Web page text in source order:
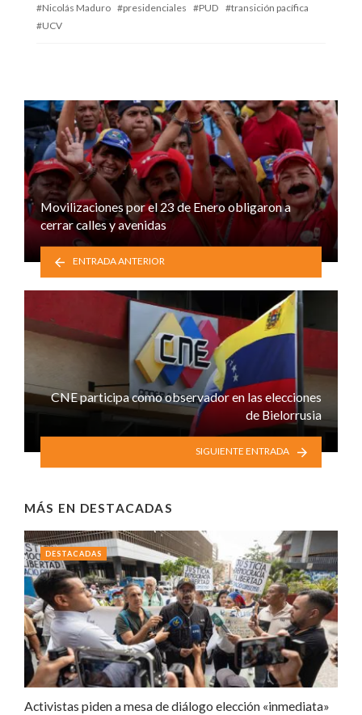
Nicolás Maduro presidenciales PUD
transición pacífica
UCV
Movilizaciones por el 23 de Enero obligaron a
cerrar calles y avenidas
ENTRADA ANTERIOR
CNE participa como observador en las elecciones
de Bielorrusia
SIGUIENTE ENTRADA
MÁS EN DESTACADAS
Activistas piden a mesa de diálogo elección «inmediata»
DESTACADAS